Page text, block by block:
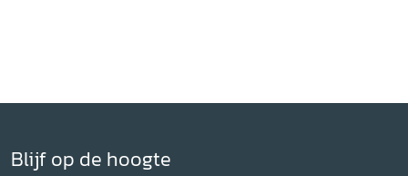
Blijf op de hoogte